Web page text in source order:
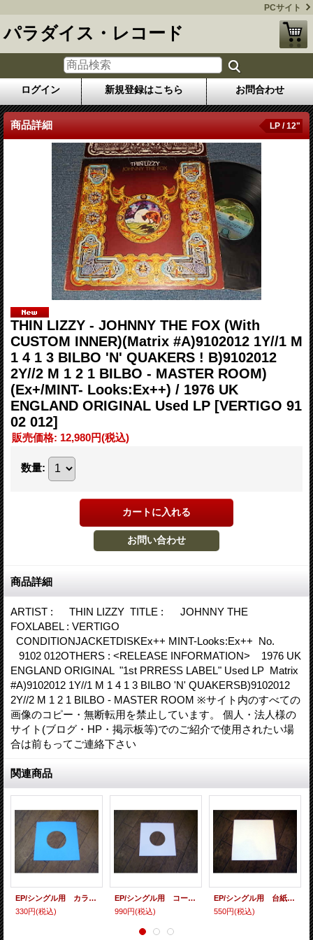
PCサイト
パラダイス・レコード
ログイン 新規登録はこちら お問合わせ
商品詳細 LP / 12"
THIN LIZZY - JOHNNY THE FOX (With
CUSTOM INNER)(Matrix #A)9102012 1Y//1 M
1 4 1 3 BILBO 'N' QUAKERS ! B)9102012
2Y//2 M 1 2 1 BILBO - MASTER ROOM)
(Ex+/MINT- Looks:Ex++) / 1976 UK
ENGLAND ORIGINAL Used LP [VERTIGO 91
02 012]
販売価格: 12,980円(税込)
数量:
商品詳細
ARTIST : THIN LIZZY TITLE : JOHNNY THE
FOXLABEL : VERTIGO
CONDITIONJACKETDISKEx++ MINT-Looks:Ex++ No.
9102 012OTHERS : <RELEASE INFORMATION> 1976 UK
ENGLAND ORIGINAL "1st PRRESS LABEL" Used LP Matrix
#A)9102012 1Y//1 M 1 4 1 3 BILBO 'N' QUAKERSB)9102012
2Y//2 M 1 2 1 BILBO - MASTER ROOM ※サイト内のすべての
画像のコピー・無断転用を禁止しています。 個人・法人様の
サイト(ブログ・HP・掲示板等)でのご紹介で使用されたい場
合は前もってご連絡下さい
関連商品
EP/シングル用 カラースリーヴ（全4色） 5枚セット
330円(税込)
EP/シングル用 コート紙丸穴ジャケ 白 10 copies set / １０枚セット
990円(税込)
EP/シングル用 台紙 10枚セット
550円(税込)